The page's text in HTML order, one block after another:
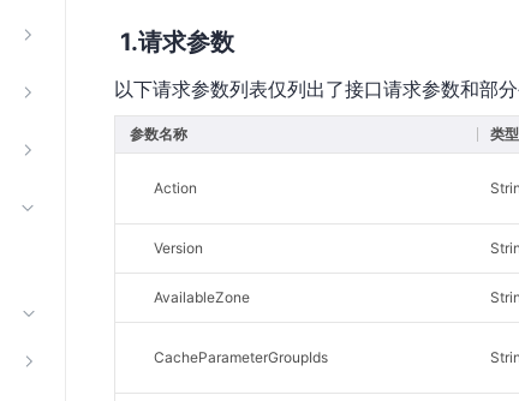
请求参数
以下请求参数列表仅列出了接口请求参数和部
参数名称 类型
Action
Version
AvailableZone
CacheParameterGroupIds